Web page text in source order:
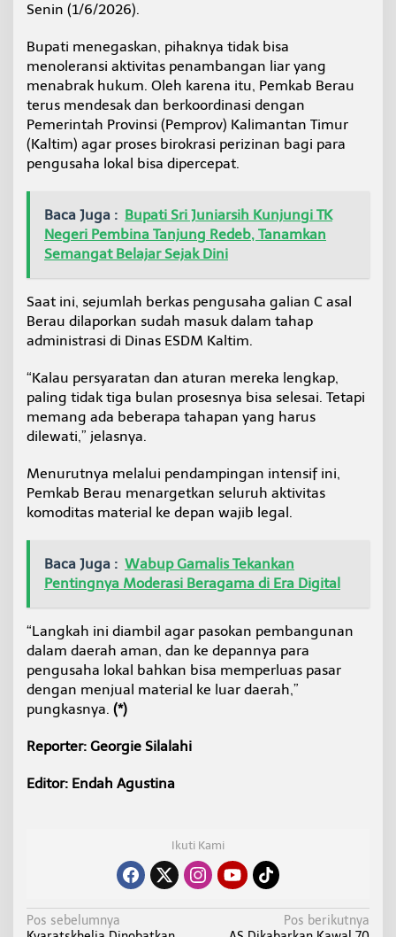
Senin (1/6/2026).
Bupati menegaskan, pihaknya tidak bisa
menoleransi aktivitas penambangan liar yang
menabrak hukum. Oleh karena itu, Pemkab Berau
terus mendesak dan berkoordinasi dengan
Pemerintah Provinsi (Pemprov) Kalimantan Timur
(Kaltim) agar proses birokrasi perizinan bagi para
pengusaha lokal bisa dipercepat.
Baca Juga : Bupati Sri Juniarsih Kunjungi TK
Negeri Pembina Tanjung Redeb, Tanamkan
Semangat Belajar Sejak Dini
Saat ini, sejumlah berkas pengusaha galian C asal
Berau dilaporkan sudah masuk dalam tahap
administrasi di Dinas ESDM Kaltim.
“Kalau persyaratan dan aturan mereka lengkap,
paling tidak tiga bulan prosesnya bisa selesai. Tetapi
memang ada beberapa tahapan yang harus
dilewati,” jelasnya.
Menurutnya melalui pendampingan intensif ini,
Pemkab Berau menargetkan seluruh aktivitas
komoditas material ke depan wajib legal.
Baca Juga : Wabup Gamalis Tekankan
Pentingnya Moderasi Beragama di Era Digital
“Langkah ini diambil agar pasokan pembangunan
dalam daerah aman, dan ke depannya para
pengusaha lokal bahkan bisa memperluas pasar
dengan menjual material ke luar daerah,”
pungkasnya. (*)
Reporter: Georgie Silalahi
Editor: Endah Agustina
Ikuti Kami
N
Pos sebelumnya
Pos berikutnya